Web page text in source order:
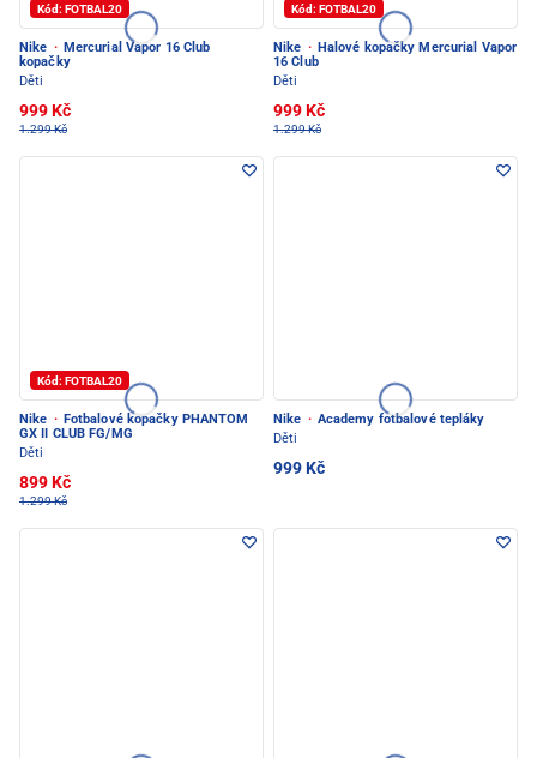
Kód: FOTBAL20
Nike · Mercurial Vapor 16 Club
kopačky
Děti
999 Kč
1.299 Kč
Kód: FOTBAL20
Nike · Halové kopačky Mercurial Vapor
16 Club
Děti
999 Kč
1.299 Kč
Kód: FOTBAL20
Nike · Fotbalové kopačky PHANTOM
GX II CLUB FG/MG
Děti
899 Kč
1.299 Kč
Nike · Academy fotbalové tepláky
Děti
999 Kč